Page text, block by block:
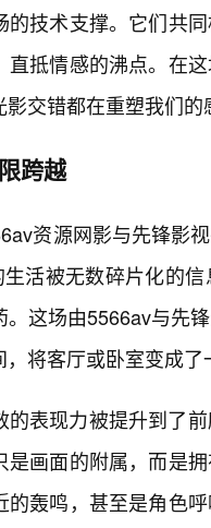
技术支撑。它们共
抵情感的沸点。在
交错都在重塑我们的
跨越
资源网影与先锋影
生活被无数碎片化的
这场由5566av与先
将客厅或卧室变成了
的表现力被提升到了
画面的附属，而是
的轰鸣，甚至是角色